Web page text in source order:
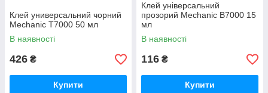
Клей универсальний чорний
Mechanic T7000 50 мл
В наявності
426 ₴
Купити
Клей універсальний
прозорий Mechanic B7000 15
мл
В наявності
116 ₴
Купити